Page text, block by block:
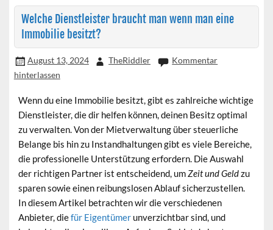
Welche Dienstleister braucht man wenn man eine
Immobilie besitzt?
August 13, 2024 TheRiddler
Kommentar
hinterlassen
Wenn du eine Immobilie besitzt, gibt es zahlreichewichtige
Dienstleister, die dir helfen können, deinen Besitz optimal
zu verwalten. Von der Mietverwaltung über steuerliche
Belange bis hin zu Instandhaltungen gibt es viele Bereiche,
die professionelle Unterstützung erfordern. Die Auswahl
der richtigen Partner ist entscheidend, umZeit und Geldzu
sparen sowie einen reibungslosen Ablauf sicherzustellen.
In diesem Artikel betrachten wir die verschiedenen
Anbieter, diefür Eigentümer unverzichtbar sind, und